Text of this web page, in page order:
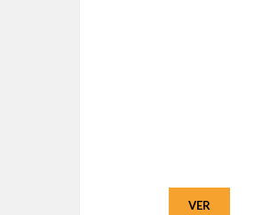
VER